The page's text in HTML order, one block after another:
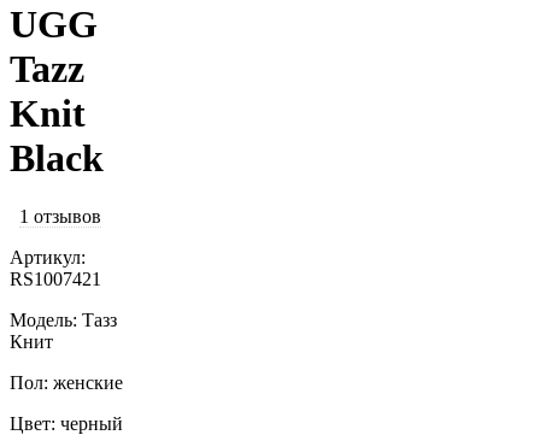
UGG
Tazz
Knit
Black
1 отзывов
Артикул:
RS1007421
Модель: Тазз
Книт
Пол: женские
Цвет: черный